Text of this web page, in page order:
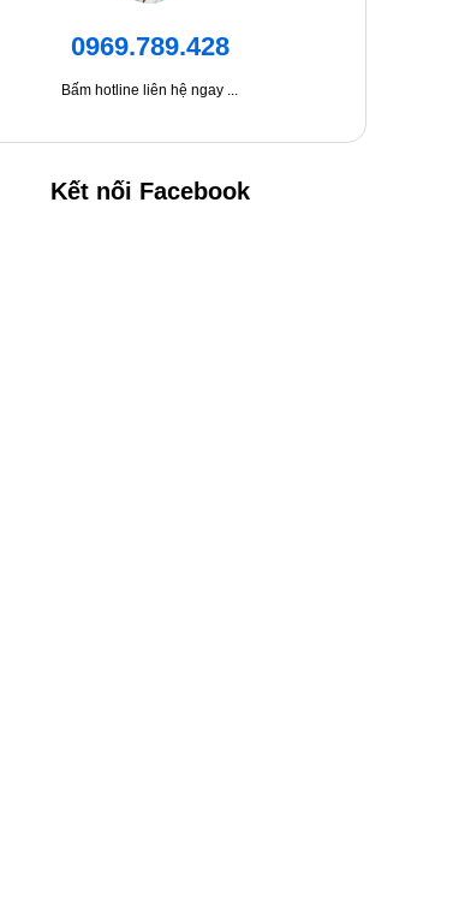
0969.789.428
Bấm hotline liên hệ ngay ...
Kết nối Facebook